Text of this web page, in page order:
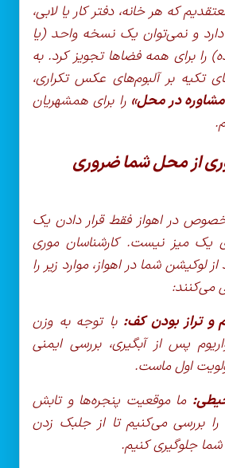
که هر خانه، دفتر کار یا لابی،
و نمی‌توان یک نسخه واحد (یا
برای همه فضاها تجویز کرد. به
تکیه بر آلبوم‌های عکس تکراری،
مشاوره در محل» را برای همشهریان
از محل شما ضروری
در اهواز فقط قرار دادن یک
میز نیست. کارشناسان موری
لوکیشن شما در اهواز، موارد زیر را
می‌کنند:
و تراز بودن کف: با توجه به وزن
پس از آبگیری، بررسی ایمنی
اول ماست.
ما موقعیت پنجره‌ها و تابش
را بررسی می‌کنیم تا از جلبک زدن
شما جلوگیری کنیم.